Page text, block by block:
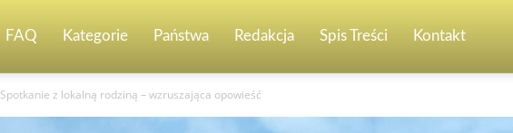
FAQ Kategorie Państwa Redakcja Spis Treści Kontakt
Spotkanie z lokalną rodziną – wzruszająca opowieść